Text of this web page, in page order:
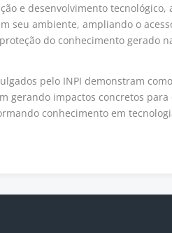
e desenvolvimento
seu ambiente, ampliando o
do conhecimento gerado
pelo INPI demonstram
gerando impactos concretos
conhecimento em